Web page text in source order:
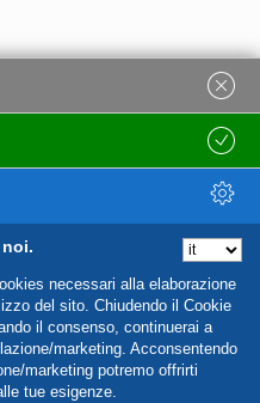
necessari alla elaborazione
del sito. Chiudendo il Cookie
il consenso, continuerai a
marketing. Acconsentendo
marketing potremo offrirti
tue esigenze.